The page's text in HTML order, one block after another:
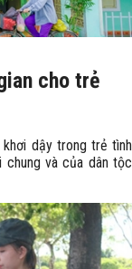
cho trẻ
dậy trong trẻ tình
và của dân tộc